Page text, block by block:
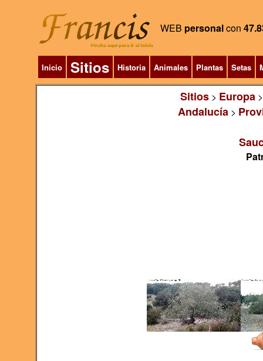
WEB personalcon
Inicio Sitios Historia Animales Plantas Setas
Sitios> Europa
Andalucía>